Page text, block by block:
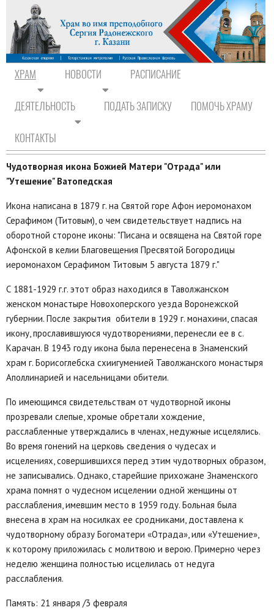
ХРАМ НОВОСТИ РАСПИСАНИЕ
ДЕЯТЕЛЬНОСТЬ ПОДАТЬ ЗАПИСКУ ПОМОЧЬ ХРАМУ
КОНТАКТЫ
Храм
СВЯТЫНИ
Чудотворная икона Божией Матери "Отрада" или
"Утешение" Ватопедская
Икона написана в 1879 г. на Святой горе Афон иеромонахом
Серафимом (Титовым), о чем свидетельствует надпись на
оборотной стороне иконы: "Писана и освящена на Святой горе
Афонской в келии Благовещения Пресвятой Богородицы
иеромонахом Серафимом Титовым 5 августа 1879 г."
С 1881-1929 г.г. этот образ находился в Таволжанском
женском монастыре Новохоперского уезда Воронежской
губернии. После закрытия обители в 1929 г. монахини, спасая
икону, прославившуюся чудотворениями, перенесли ее в с.
Карачан. В 1943 году икона была перенесена в Знаменский
храм г. Борисоглебска схиигуменией Таволжанского монастыря
Аполлинарией и насельницами обители.
По имеющимся свидетельствам от чудотворной иконы
прозревали слепые, хромые обретали хождение,
расслабленные утверждались в членах, недужные исцелялись.
Во время гонений на церковь сведения о чудесах и
исцелениях, совершившихся перед этим чудотворных образом,
не записывались. Однако, старейшие прихожане Знаменского
храма помнят о чудесном исцелении одной женщины от
расслабления, имевшим место в 1959 году. Больная была
внесена в храм на носилках ее сродниками, доставлена к
чудотворному образу Богоматери «Отрада», или «Утешение»,
к которому приложилась с молитвою и верою. Примерно через
неделю женщина полностью исцелилась от недуга
расслабления.
Память: 21 января /3 февраля